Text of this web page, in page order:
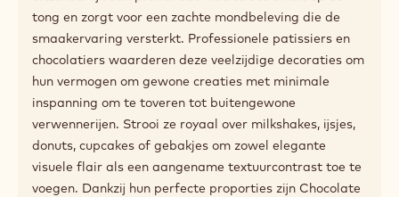
tong en zorgt voor een zachte mondbeleving die de
smaakervaring versterkt. Professionele patissiers en
chocolatiers waarderen deze veelzijdige decoraties om
hun vermogen om gewone creaties met minimale
inspanning om te toveren tot buitengewone
verwennerijen. Strooi ze royaal over milkshakes, ijsjes,
donuts, cupcakes of gebakjes om zowel elegante
visuele flair als een aangename textuurcontrast toe te
voegen. Dankzij hun perfecte proporties zijn Chocolate